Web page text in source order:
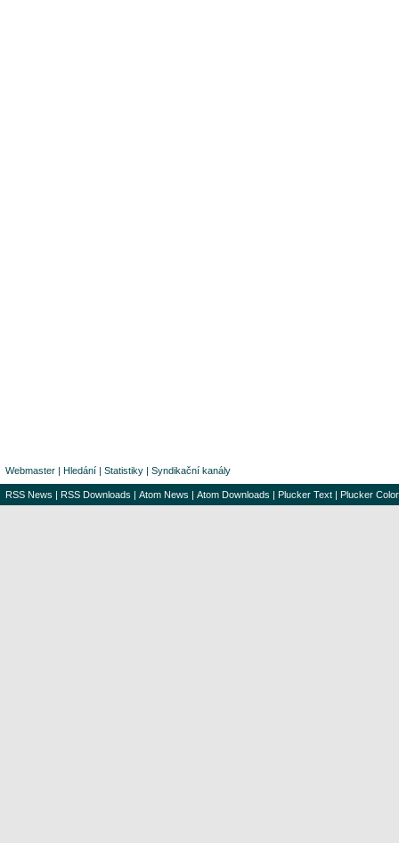
Webmaster | Hledání | Statistiky | Syndikační kanály
RSS News | RSS Downloads | Atom News | Atom Downloads | Plucker Text | Plucker Color